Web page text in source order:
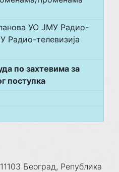
УО ЈМУ Радио-
Радио-телевизија
по захтевима за
поступка
Београд, Република